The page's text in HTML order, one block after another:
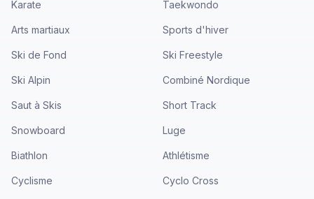
Karate Taekwondo
Arts martiaux Sports d'hiver
Ski de Fond Ski Freestyle
Ski Alpin Combiné Nordique
Saut à Skis Short Track
Snowboard Luge
Biathlon Athlétisme
Cyclisme Cyclo Cross